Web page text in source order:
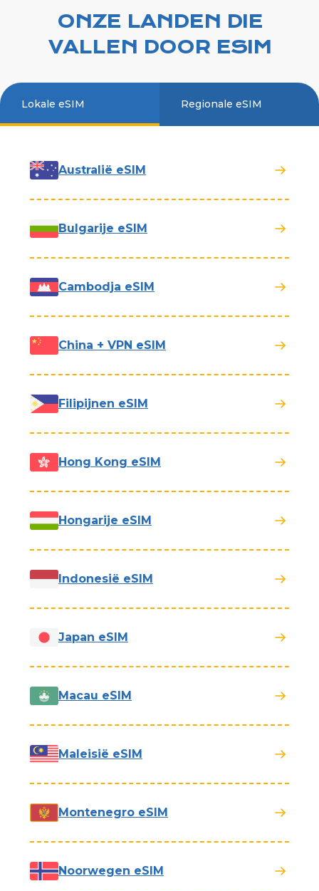
ONZE LANDEN DIE
VALLEN DOOR ESIM
Lokale eSIM Regionale eSIM
Australië eSIM
Bulgarije eSIM
Cambodja eSIM
China + VPN eSIM
Filipijnen eSIM
Hong Kong eSIM
Hongarije eSIM
Indonesië eSIM
Japan eSIM
Macau eSIM
Maleisië eSIM
Montenegro eSIM
Noorwegen eSIM